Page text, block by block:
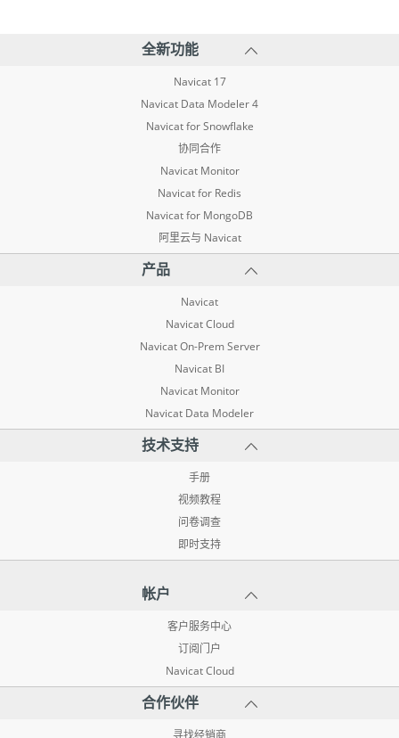
全新功能
Navicat 17
Navicat Data Modeler 4
Navicat for Snowflake
协同合作
Navicat Monitor
Navicat for Redis
Navicat for MongoDB
阿里云与 Navicat
产品
Navicat
Navicat Cloud
Navicat On-Prem Server
Navicat BI
Navicat Monitor
Navicat Data Modeler
技术支持
手册
视频教程
问卷调查
即时支持
帐户
客户服务中心
订阅门户
Navicat Cloud
合作伙伴
寻找经销商